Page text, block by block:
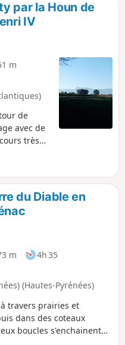
Oursbelille, Bazet et
par la Houn de
IV
m
de
avec de
très
eau très
Henri
de Pau à
peu
Henri
charme
du Diable en
m
4h 35
(Hautes-Pyrénées)
travers prairies et
dans des coteaux
boucles s'enchainent